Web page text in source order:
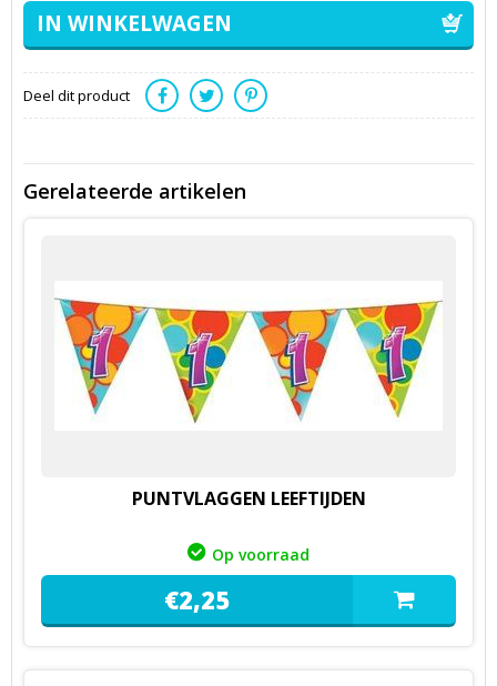
Deel dit product
Gerelateerde artikelen
PUNTVLAGGEN LEEFTIJDEN
Op voorraad
€2,25